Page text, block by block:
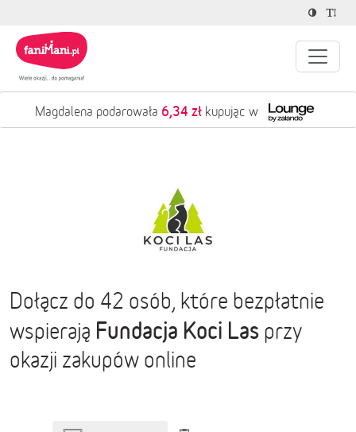
Magdalena podarowała 6,34 zł kupując w
Dołącz do 42 osób, które bezpłatnie
wspierają Fundacja Koci Las przy
okazji zakupów online